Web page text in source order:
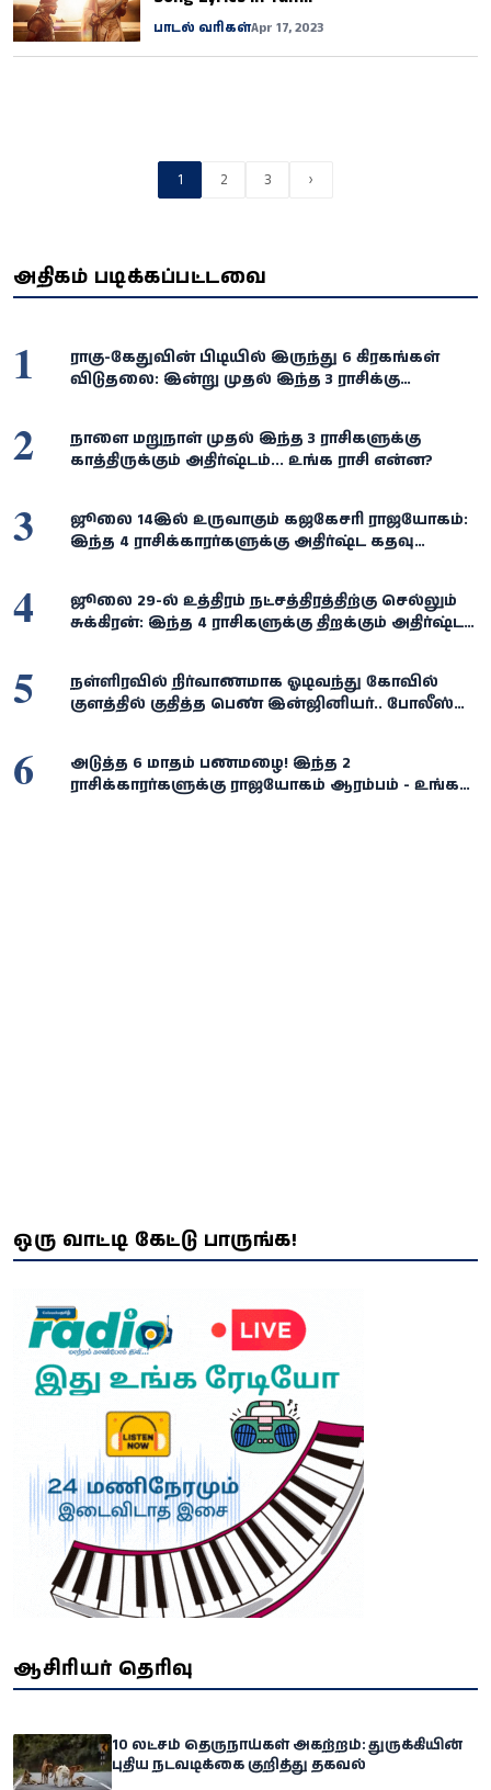
பாடல் வரிகள்Apr 17, 2023
1 2 3 ›
அதிகம் படிக்கப்பட்டவை
1
ராகு-கேதுவின் பிடியில் இருந்து 6 கிரகங்கள்
விடுதலை: இன்று முதல் இந்த 3 ராசிக்கு
2
நாளை மறுநாள் முதல் இந்த 3 ராசிகளுக்கு
காத்திருக்கும் அதிர்ஷ்டம்... உங்க ராசி என்ன?
3
ஜூலை 14இல் உருவாகும் கஜகேசரி ராஜயோகம்:
இந்த 4 ராசிக்காரர்களுக்கு அதிர்ஷ்ட கதவு
4
ஜூலை 29-ல் உத்திரம் நட்சத்திரத்திற்கு செல்லும்
சுக்கிரன்: இந்த 4 ராசிகளுக்கு திறக்கும் அதிர்ஷ்டக்
5
நள்ளிரவில் நிர்வாணமாக ஓடிவந்து கோவில்
குளத்தில் குதித்த பெண் இன்ஜினியர்.. போலீஸ்
6
அடுத்த 6 மாதம் பணமழை! இந்த 2
ராசிக்காரர்களுக்கு ராஜயோகம் ஆரம்பம் - உங்க
ஒரு வாட்டி கேட்டு பாருங்க!
ஆசிரியர் தெரிவு
10 லட்சம் தெருநாய்கள் அகற்றம்: துருக்கியின்
புதிய நடவடிக்கை குறித்து தகவல்